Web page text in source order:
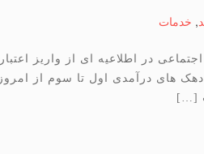
, خدمات
در اطلاعیه ای از واریز اعتبار
های درآمدی اول تا سوم از امروز
[…]